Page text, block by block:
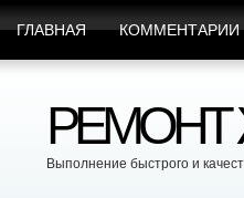
ГЛАВНАЯ КОММЕНТАРИИ
РЕМОНТ
Выполнение быстрого и